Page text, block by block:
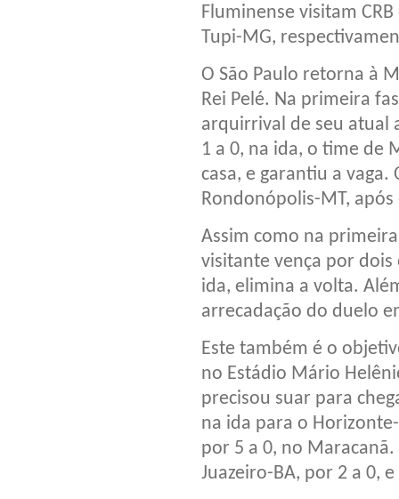
Fluminense visitam CRB
Tupi-MG,
O São Paulo retorna à
Rei Pelé. Na primeira
arquirrival de seu atual
1 a 0, na ida, o time de
casa, e garantiu a vaga.
Rondonópolis-MT,
Assim como na
visitante vença por
ida, elimina a volta.
arrecadação do duelo
Este também é o
no Estádio Mário
precisou suar para
na ida para o
por 5 a 0, no
Juazeiro-BA, por 2 a 0,